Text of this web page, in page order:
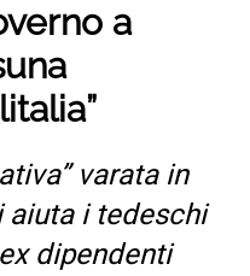
a
varata in
aiuta i tedeschi
dipendenti